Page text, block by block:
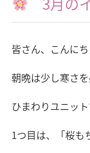
皆さん、こんに
朝晩は少し寒さ
ひまわりユニッ
1つ目は、「桜も